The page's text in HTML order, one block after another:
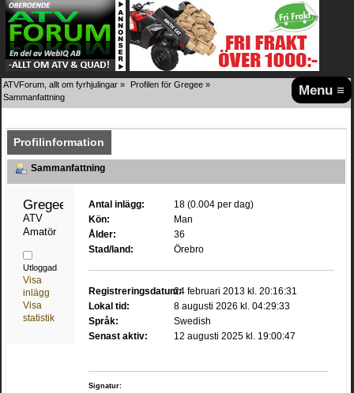
Menu ≡
ATVForum, allt om fyrhjulingar » Profilen för Gregee »
Sammanfattning
Profilinformation
Sammanfattning
ATV
Amatör
Utloggad
Visa
inlägg
Visa
statistik
Antal inlägg:
18 (0.004 per dag)
Kön:
Man
Ålder:
36
Stad/land:
Örebro
Registreringsdatum:24 februari 2013 kl. 20:16:31
Lokal tid:
8 augusti 2026 kl. 04:29:33
Språk:
Swedish
Senast aktiv:
12 augusti 2025 kl. 19:00:47
Signatur: